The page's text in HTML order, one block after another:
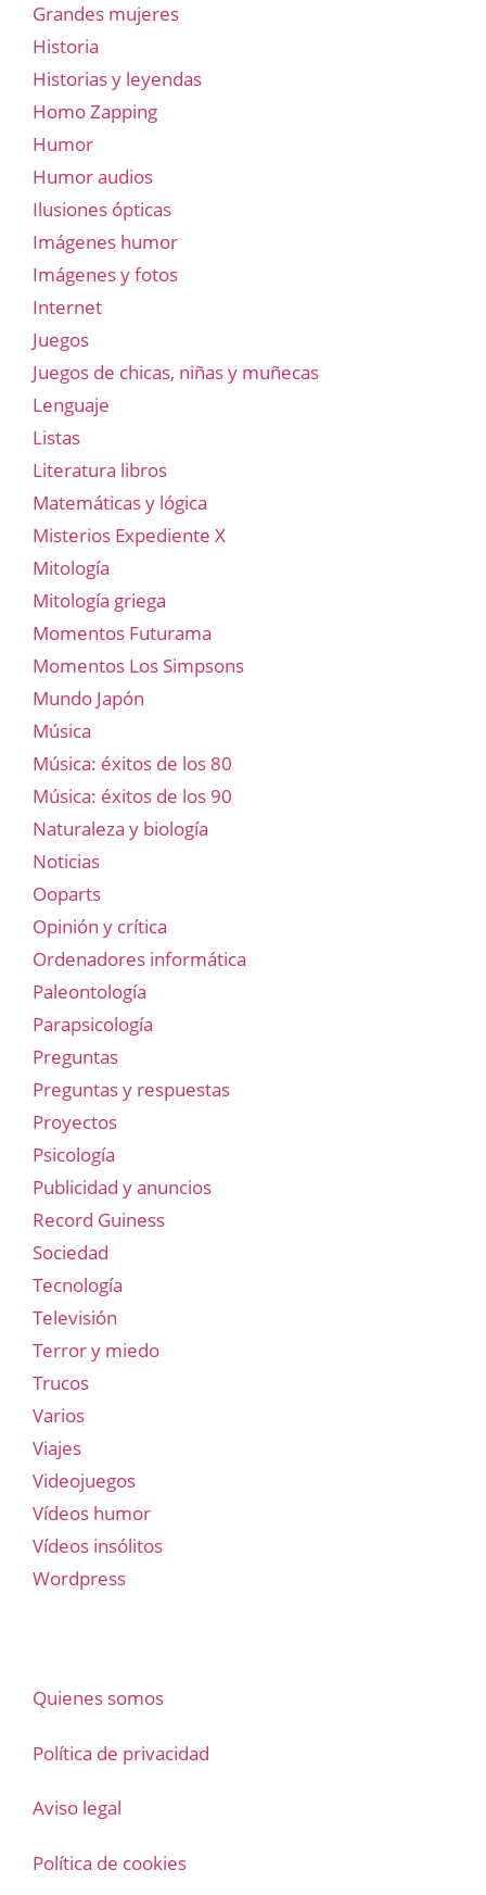
Grandes mujeres
Historia
Historias y leyendas
Homo Zapping
Humor
Humor audios
Ilusiones ópticas
Imágenes humor
Imágenes y fotos
Internet
Juegos
Juegos de chicas, niñas y muñecas
Lenguaje
Listas
Literatura libros
Matemáticas y lógica
Misterios Expediente X
Mitología
Mitología griega
Momentos Futurama
Momentos Los Simpsons
Mundo Japón
Música
Música: éxitos de los 80
Música: éxitos de los 90
Naturaleza y biología
Noticias
Ooparts
Opinión y crítica
Ordenadores informática
Paleontología
Parapsicología
Preguntas
Preguntas y respuestas
Proyectos
Psicología
Publicidad y anuncios
Record Guiness
Sociedad
Tecnología
Televisión
Terror y miedo
Trucos
Varios
Viajes
Videojuegos
Vídeos humor
Vídeos insólitos
Wordpress
Quienes somos
Política de privacidad
Aviso legal
Política de cookies